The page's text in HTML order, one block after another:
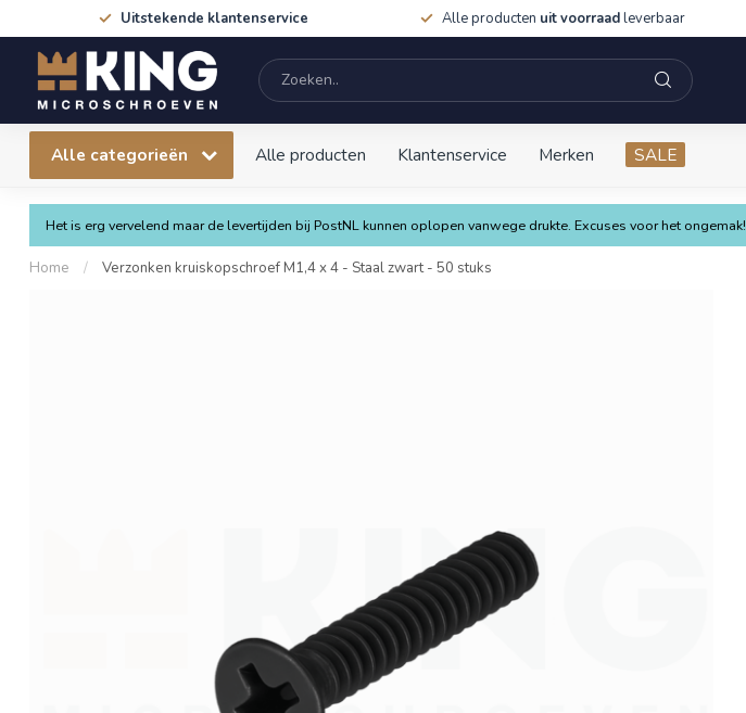
Uitstekende klantenservice Alle producten uit voorraadleverbaar
Alle categorieën Alle producten Klantenservice Merken SALE
Het is erg vervelend maar de levertijden bij PostNL kunnen oplopen vanwege drukte. Excuses voor het ongemak!
Home / Verzonken kruiskopschroef M1,4 x 4 - Staal zwart - 50 stuks